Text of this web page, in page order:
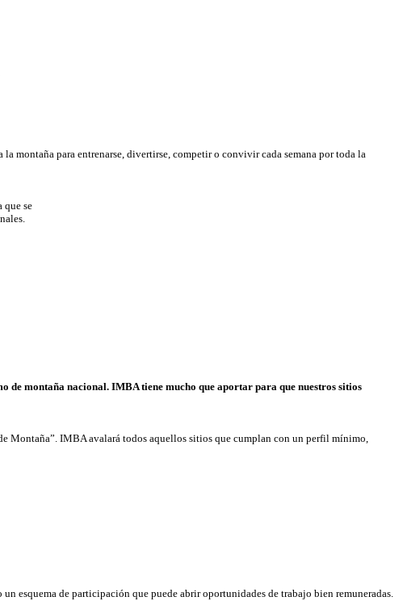
montaña para entrenarse, divertirse, competir o convivir cada semana por toda la
que se
de montaña nacional. IMBA tiene mucho que aportar para que nuestros sitios
Montaña”. IMBA avalará todos aquellos sitios que cumplan con un perfil mínimo,
esquema de participación que puede abrir oportunidades de trabajo bien remuneradas.